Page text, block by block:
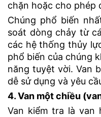
chặn hoặc cho phép
Chúng phổ biến
soát dòng chảy từ
các hệ thống thủy
phổ biến của chúng
năng tuyệt vời. Van
dễ sử dụng và yêu
4. Van một chiều
Van kiểm tra là van